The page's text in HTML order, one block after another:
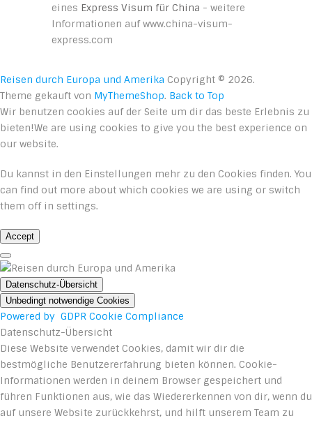
eines Express Visum für China - weitere
Informationen auf www.china-visum-
express.com
Reisen durch Europa und Amerika Copyright © 2026.
Theme gekauft von MyThemeShop. Back to Top
Wir benutzen cookies auf der Seite um dir das beste Erlebnis zu
bieten!We are using cookies to give you the best experience on
our website.
Du kannst in den Einstellungen mehr zu den Cookies finden. You
can find out more about which cookies we are using or switch
them off in settings.
Accept
Datenschutz-Übersicht
Unbedingt notwendige Cookies
Powered by GDPR Cookie Compliance
Datenschutz-Übersicht
Diese Website verwendet Cookies, damit wir dir die
bestmögliche Benutzererfahrung bieten können. Cookie-
Informationen werden in deinem Browser gespeichert und
führen Funktionen aus, wie das Wiedererkennen von dir, wenn du
auf unsere Website zurückkehrst, und hilft unserem Team zu